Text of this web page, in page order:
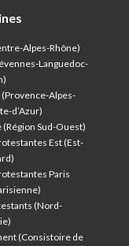
Alpes-Rhône)
Languedoc-
(Provence-Alpes-
d’Azur)
(Région Sud-Ouest)
Est (Est-
Paris
(Nord-
(Consistoire de